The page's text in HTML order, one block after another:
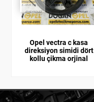
Opel vectra c kasa
direksiyon simidi dört
kollu çikma orjinal